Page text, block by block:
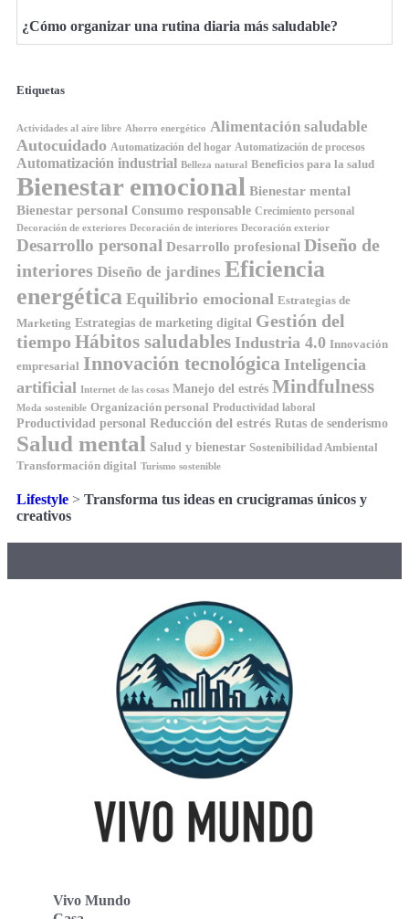
¿Cómo organizar una rutina diaria más saludable?
Etiquetas
Actividades al aire libre Ahorro energético Alimentación saludable
Autocuidado Automatización del hogar Automatización de procesos
Automatización industrial Belleza natural Beneficios para la salud
Bienestar emocional Bienestar mental
Bienestar personal Consumo responsable Crecimiento personal
Decoración de exteriores Decoración de interiores Decoración exterior
Desarrollo personal Desarrollo profesional Diseño de
interiores Diseño de jardines Eficiencia
energética Equilibrio emocional Estrategias de
Marketing Estrategias de marketing digital Gestión del
tiempo Hábitos saludables Industria 4.0 Innovación
empresarial Innovación tecnológica Inteligencia
artificial Internet de las cosas Manejo del estrés Mindfulness
Moda sostenible Organización personal Productividad laboral
Productividad personal Reducción del estrés Rutas de senderismo
Salud mental Salud y bienestar Sostenibilidad Ambiental
Transformación digital Turismo sostenible
Lifestyle > Transforma tus ideas en crucigramas únicos y
creativos
Vivo Mundo